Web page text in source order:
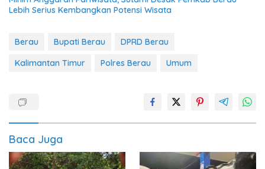
Lebih Serius Kembangkan Potensi Wisata
Berau Bupati Berau
DPRD Berau
Kalimantan Timur
Polres Berau Umum
Baca Juga